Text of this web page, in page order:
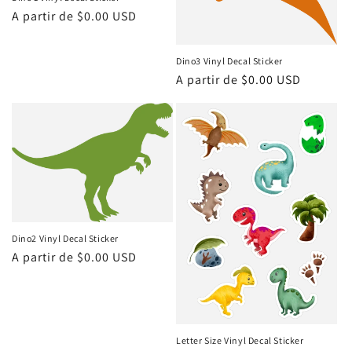
Precio
A partir de $0.00 USD
Dino3 Vinyl Decal Sticker
Precio
A partir de $0.00 USD
Dino2 Vinyl Decal Sticker
Precio
A partir de $0.00 USD
Letter Size Vinyl Decal Sticker